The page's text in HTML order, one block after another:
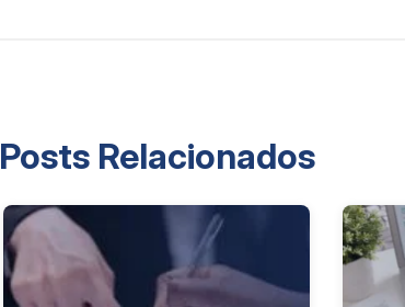
Posts Relacionados